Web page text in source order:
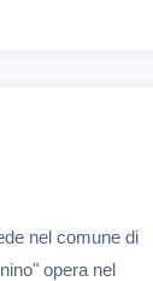
nel comune di
opera nel